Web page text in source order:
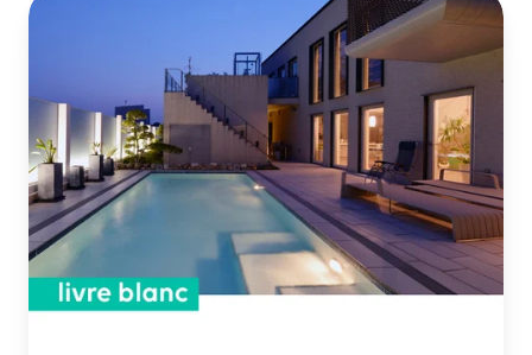
le
socle
technologique
des
hôtels